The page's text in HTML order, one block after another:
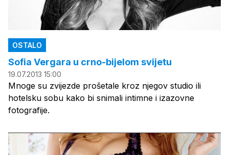
OSTALO
Sofia Vergara u crno-bijelom svijetu
19.07.2013 15:00
Mnoge su zvijezde prošetale kroz njegov studio ili
hotelsku sobu kako bi snimali intimne i izazovne
fotografije.